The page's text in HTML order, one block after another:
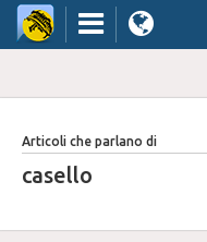
Articoli che parlano di
casello